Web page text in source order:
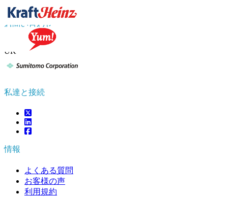
お問い合わせ
+1 833 909 2966 ( Toll Free )
UK
+44 808 502 0280 (Toll Free )
私達と接続
情報
よくある質問
お客様の声
利用規約